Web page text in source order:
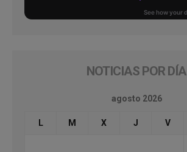
NOTICIAS POR DÍA
agosto 2026
L M X J V